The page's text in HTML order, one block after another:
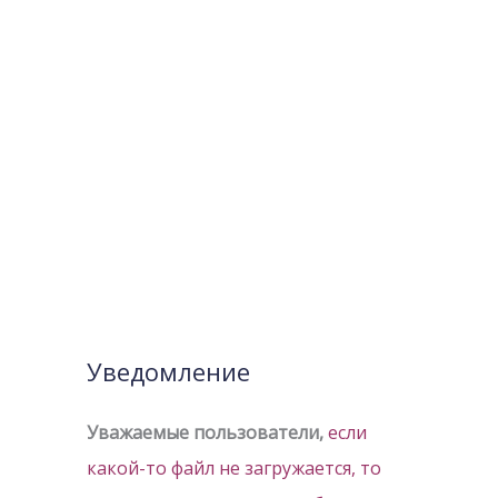
Уведомление
Уважаемые пользователи,если
какой-то файл не загружается, то